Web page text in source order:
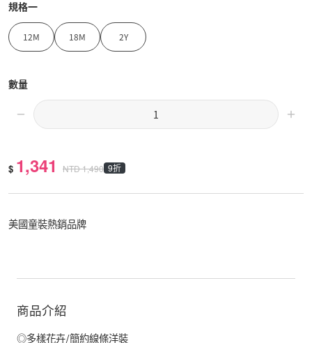
規格一
12M 18M 2Y
數量
$ 1,341 NTD1,490 9折
美國童裝熱銷品牌
商品介紹
◎多樣花卉/簡約線條洋裝